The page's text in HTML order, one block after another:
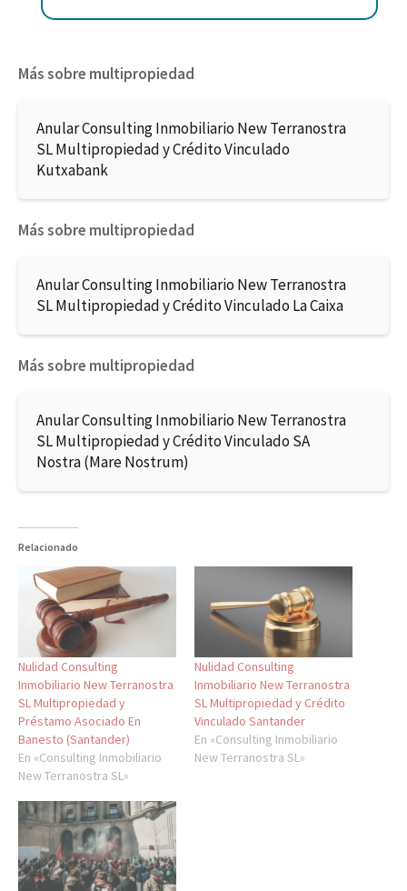
Más sobre multipropiedad
Anular Consulting Inmobiliario New Terranostra
SL Multipropiedad y Crédito Vinculado
Kutxabank
Más sobre multipropiedad
Anular Consulting Inmobiliario New Terranostra
SL Multipropiedad y Crédito Vinculado La Caixa
Más sobre multipropiedad
Anular Consulting Inmobiliario New Terranostra
SL Multipropiedad y Crédito Vinculado SA
Nostra (Mare Nostrum)
Relacionado
Nulidad Consulting
Inmobiliario New Terranostra
SL Multipropiedad y
Préstamo Asociado En
Banesto (Santander)
En «Consulting Inmobiliario
New Terranostra SL»
Nulidad Consulting
Inmobiliario New Terranostra
SL Multipropiedad y Crédito
Vinculado Santander
En «Consulting Inmobiliario
New Terranostra SL»